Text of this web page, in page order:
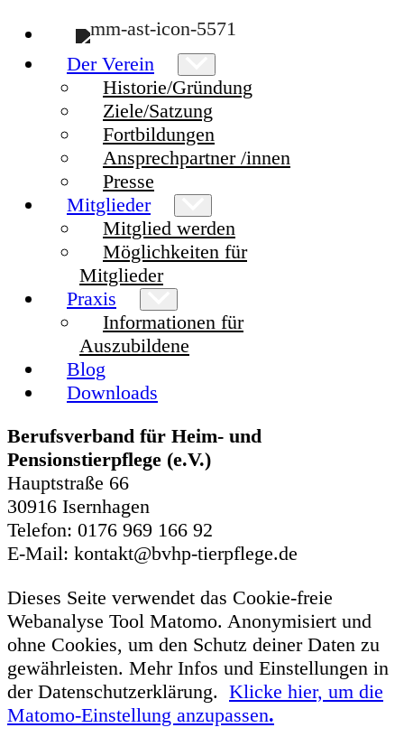
Der Verein
Historie/Gründung
Ziele/Satzung
Fortbildungen
Ansprechpartner /innen
Presse
Mitglieder
Mitglied werden
Möglichkeiten für
Mitglieder
Praxis
Informationen für
Auszubildene
Blog
Downloads
Berufsverband für Heim- und
Pensionstierpflege (e.V.)
Hauptstraße 66
30916 Isernhagen
Telefon: 0176 969 166 92
E-Mail: kontakt@bvhp-tierpflege.de
Dieses Seite verwendet das Cookie-freie
Webanalyse Tool Matomo. Anonymisiert und
ohne Cookies, um den Schutz deiner Daten zu
gewährleisten. Mehr Infos und Einstellungen in
der Datenschutzerklärung. Klicke hier, um die
Matomo-Einstellung anzupassen.